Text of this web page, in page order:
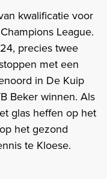
kwalificatie voor
League.
precies twee
met een
in De Kuip
Beker winnen. Als
glas heffen op het
het gezond
te Kloese.